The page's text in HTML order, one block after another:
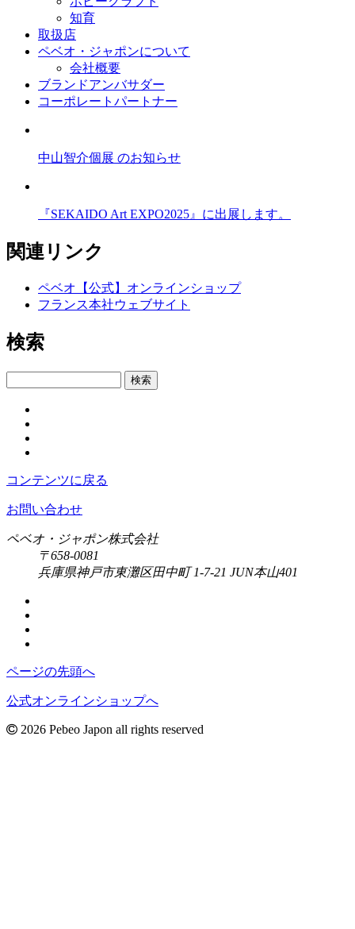
知育
取扱店
ペベオ・ジャポンについて
会社概要
ブランドアンバサダー
コーポレートパートナー
中山智介個展 のお知らせ
『SEKAIDO Art EXPO2025』に出展します。
関連リンク
ペベオ【公式】オンラインショップ
フランス本社ウェブサイト
検索
検索
コンテンツに戻る
お問い合わせ
ペベオ・ジャポン株式会社
〒658-0081
兵庫県神戸市東灘区田中町 1-7-21 JUN本山401
ページの先頭へ
公式オンラインショップへ
2026 Pebeo Japon all rights reserved